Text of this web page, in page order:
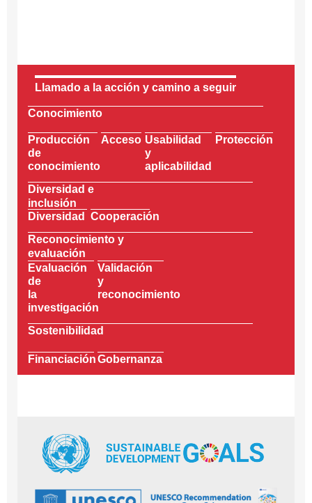
Llamado a la acción y camino a seguir
Conocimiento
Producción
de
conocimiento
Acceso Usabilidad
y
aplicabilidad
Protección
Diversidad e
inclusión
Diversidad
Cooperación
Reconocimiento y
evaluación
Evaluación
de
la
investigación
Validación
y
reconocimiento
Sostenibilidad
FinanciaciónGobernanza